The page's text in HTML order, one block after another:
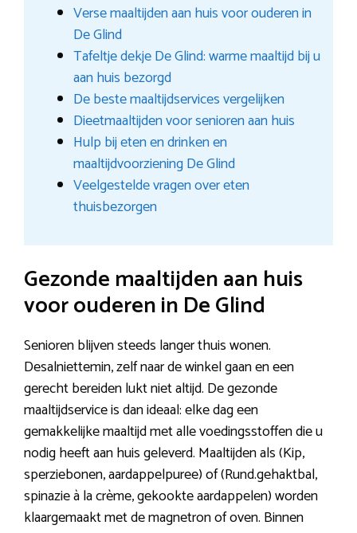
Verse maaltijden aan huis voor ouderen in
De Glind
Tafeltje dekje De Glind: warme maaltijd bij u
aan huis bezorgd
De beste maaltijdservices vergelijken
Dieetmaaltijden voor senioren aan huis
Hulp bij eten en drinken en
maaltijdvoorziening De Glind
Veelgestelde vragen over eten
thuisbezorgen
Gezonde maaltijden aan huis
voor ouderen in De Glind
Senioren blijven steeds langer thuis wonen.
Desalniettemin, zelf naar de winkel gaan en een
gerecht bereiden lukt niet altijd. De gezonde
maaltijdservice is dan ideaal: elke dag een
gemakkelijke maaltijd met alle voedingsstoffen die u
nodig heeft aan huis geleverd. Maaltijden als (Kip,
sperziebonen, aardappelpuree) of (Rund.gehaktbal,
spinazie à la crème, gekookte aardappelen) worden
klaargemaakt met de magnetron of oven. Binnen